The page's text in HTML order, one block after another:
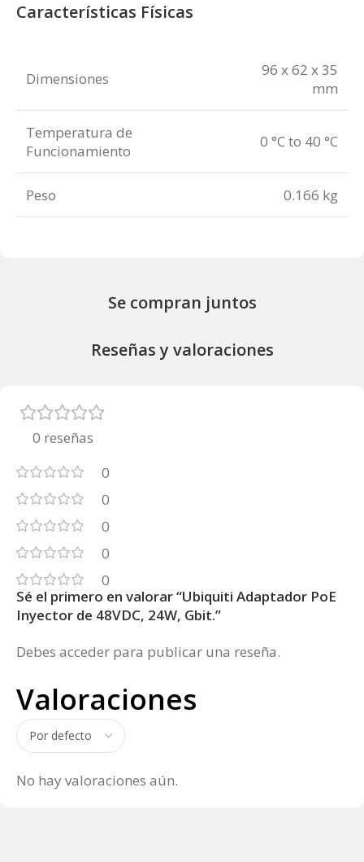
Características Físicas
Dimensiones
96 x 62 x 35
mm
Temperatura de
Funcionamiento
0 °C to 40 °C
Peso 0.166 kg
Se compran juntos
Reseñas y valoraciones
0 reseñas
0
0
0
0
0
Valoraciones
No hay valoraciones aún.
Sé el primero en valorar “Ubiquiti Adaptador PoE
Inyector de 48VDC, 24W, Gbit.”
Debes acceder para publicar una reseña.